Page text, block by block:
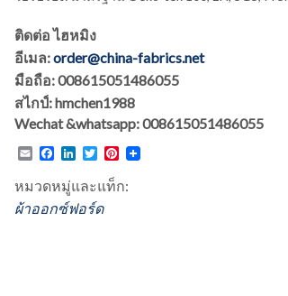
ติดต่อ ไฮหมิง
อีเมล:order@china-fabrics.net
มือถือ: 008615051486055
สไกป์: hmchen1988
Wechat &whatsapp: 008615051486055
EmailFacebook
LinkedIn
TwitterPinterest
หมวดหมู่และแท็ก:
ผ้าออกซ์ฟอร์ด